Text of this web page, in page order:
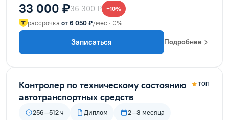
33 000 ₽36 300 ₽ −10%
рассрочка от 6 050 ₽/мес · 0%
Записаться Подробнее
Контролер по техническому состоянию
автотранспортных средств
ТОП
256–512 ч Диплом 2–3 месяца